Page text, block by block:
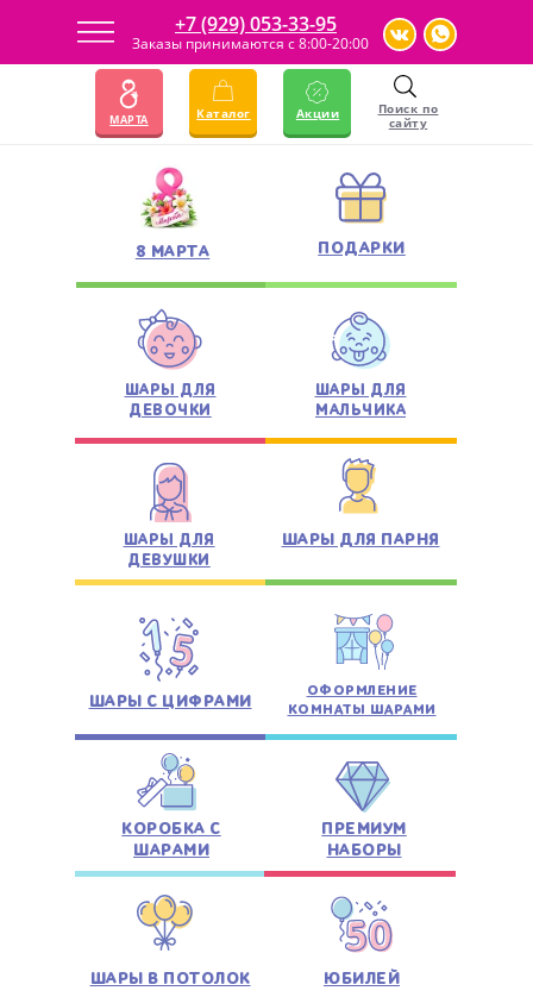
Заказы принимаются с 8:00-20:00
Акции
Каталог
Поиск по
сайту
+7 (929) 053-33-95
МАРТА
ШАРЫ ДЛЯ
ДЕВОЧКИ
ШАРЫ ДЛЯ
МАЛЬЧИКА
ШАРЫ ДЛЯ
ДЕВУШКИ
ШАРЫ ДЛЯ ПАРНЯ
АКЦИИ
ОФОРМЛЕНИЕ
КОМНАТЫ ШАРАМИ
ШАРЫ С ЦИФРАМИ
ШАРЫ В ПОТОЛОК
КОРОБКА С
ШАРАМИ
ЮБИЛЕЙ
ПОДАРКИ
23 ФЕВРАЛЯ
ПРЕМИУМ
НАБОРЫ
8 МАРТА